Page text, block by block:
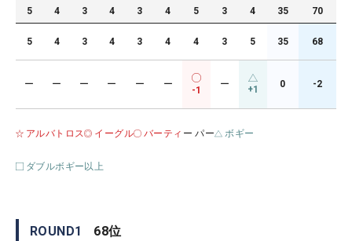
5 4 3 4 3 4 5 3 4 35 70
5 4 3 4 3 4 4 3 5 35 68
ー ー ー ー ー ー
-1
ー +1 0 -2
アルバトロス イーグル バーティ ー パー ボギー
ダブルボギー以上
ROUND1 68位